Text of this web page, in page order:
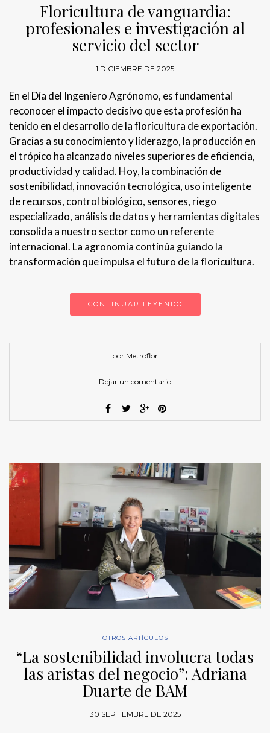
Floricultura de vanguardia:
profesionales e investigación al
servicio del sector
1 DICIEMBRE DE 2025
En el Día del Ingeniero Agrónomo, es fundamental
reconocer el impacto decisivo que esta profesión ha
tenido en el desarrollo de la floricultura de exportación.
Gracias a su conocimiento y liderazgo, la producción en
el trópico ha alcanzado niveles superiores de eficiencia,
productividad y calidad. Hoy, la combinación de
sostenibilidad, innovación tecnológica, uso inteligente
de recursos, control biológico, sensores, riego
especializado, análisis de datos y herramientas digitales
consolida a nuestro sector como un referente
internacional. La agronomía continúa guiando la
transformación que impulsa el futuro de la floricultura.
CONTINUAR LEYENDO
por Metroflor
Dejar un comentario
OTROS ARTÍCULOS
“La sostenibilidad involucra todas
las aristas del negocio”: Adriana
Duarte de BAM
30 SEPTIEMBRE DE 2025